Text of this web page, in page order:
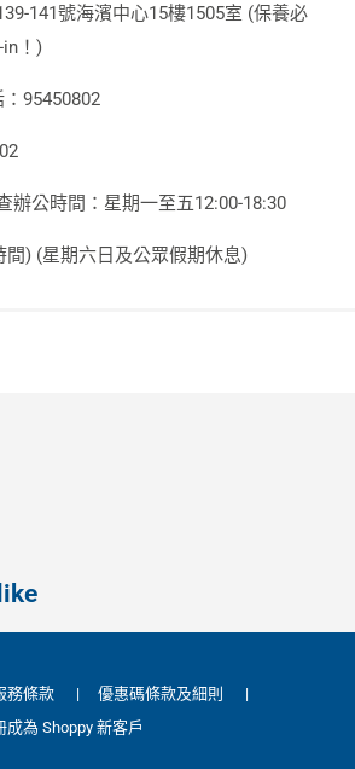
141號海濱中心15樓1505室 (保養必
in！)
95450802
辦公時間：星期一至五12:00-18:30
間) (星期六日及公眾假期休息)
務條款 | 優惠碼條款及細則
|
成為 Shoppy 新客戶